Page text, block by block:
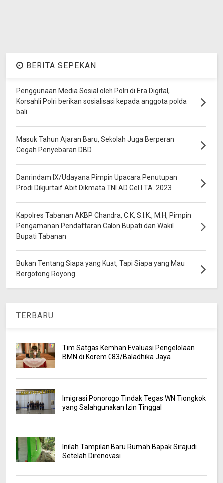
BERITA SEPEKAN
Penggunaan Media Sosial oleh Polri di Era Digital,
Korsahli Polri berikan sosialisasi kepada anggota polda
bali
Masuk Tahun Ajaran Baru, Sekolah Juga Berperan
Cegah Penyebaran DBD
Danrindam IX/Udayana Pimpin Upacara Penutupan
Prodi Dikjurtaif Abit Dikmata TNI AD Gel I TA. 2023
Kapolres Tabanan AKBP Chandra, C.K, S.I.K., M.H, Pimpin
Pengamanan Pendaftaran Calon Bupati dan Wakil
Bupati Tabanan
Bukan Tentang Siapa yang Kuat, Tapi Siapa yang Mau
Bergotong Royong
TERBARU
Tim Satgas Kemhan Evaluasi Pengelolaan
BMN di Korem 083/Baladhika Jaya
Imigrasi Ponorogo Tindak Tegas WN Tiongkok
yang Salahgunakan Izin Tinggal
Inilah Tampilan Baru Rumah Bapak Sirajudi
Setelah Direnovasi